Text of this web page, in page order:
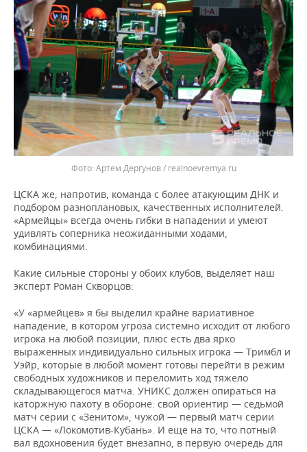
Артем Дергунов / realnoevremya.ru
ЦСКА же, напротив, команда с более атакующим ДНК и
подбором разноплановых, качественных исполнителей.
«Армейцы» всегда очень гибки в нападении и умеют
удивлять соперника неожиданными ходами,
комбинациями.
Какие сильные стороны у обоих клубов, выделяет наш
эксперт Роман Скворцов:
«У «армейцев» я бы выделил крайне вариативное
нападение, в котором угроза системно исходит от любого
игрока на любой позиции, плюс есть два ярко
выраженных индивидуально сильных игрока — Тримбл и
Уэйр, которые в любой момент готовы перейти в режим
свободных художников и переломить ход тяжело
складывающегося матча. УНИКС должен опираться на
каторжную пахоту в обороне: свой ориентир — седьмой
матч серии с «Зенитом», чужой — первый матч серии
ЦСКА — «Локомотив-Кубань». И еще на то, что потный
вал вдохновения будет внезапно, в первую очередь для